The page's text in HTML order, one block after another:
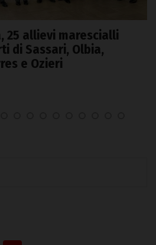
25 allievi marescialli
di Sassari, Olbia,
e Ozieri